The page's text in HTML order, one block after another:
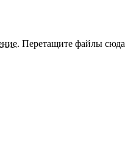
. Перетащите файлы сюда